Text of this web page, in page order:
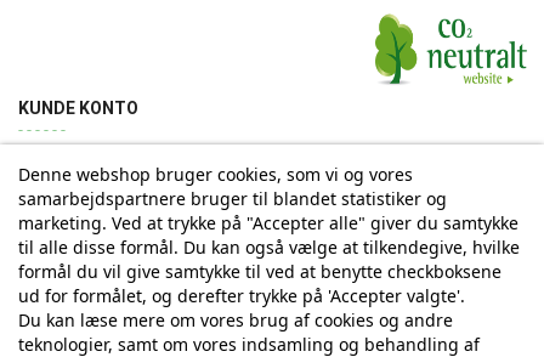
KUNDE KONTO
Min konto Ordrehistorik Returnering Adresse
Tilmelding til Nyhedsbrev
Vi deler aldrig din email-adresse med tredjepart
Denne webshop bruger cookies, som vi og vores
samarbejdspartnere bruger til blandet statistiker og
marketing. Ved at trykke på "Accepter alle" giver du samtykke
til alle disse formål. Du kan også vælge at tilkendegive, hvilke
formål du vil give samtykke til ved at benytte checkboksene
ud for formålet, og derefter trykke på 'Accepter valgte'.
Du kan læse mere om vores brug af cookies og andre
teknologier, samt om vores indsamling og behandling af